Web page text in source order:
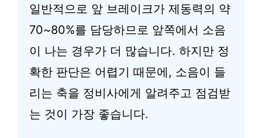
일반적으로 앞 브레이크가 제동력의 약
70~80%를 담당하므로 앞쪽에서 소음
이 나는 경우가 더 많습니다. 하지만 정
확한 판단은 어렵기 때문에, 소음이 들
리는 축을 정비사에게 알려주고 점검받
는 것이 가장 좋습니다.